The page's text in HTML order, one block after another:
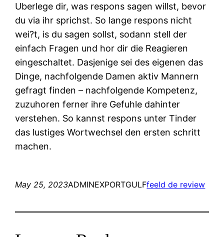
Uberlege dir, was respons sagen willst, bevor
du via ihr sprichst. So lange respons nicht
wei?t, is du sagen sollst, sodann stell der
einfach Fragen und hor dir die Reagieren
eingeschaltet. Dasjenige sei des eigenen das
Dinge, nachfolgende Damen aktiv Mannern
gefragt finden – nachfolgende Kompetenz,
zuzuhoren ferner ihre Gefuhle dahinter
verstehen. So kannst respons unter Tinder
das lustiges Wortwechsel den ersten schritt
machen.
May 25, 2023ADMINEXPORTGULFfeeld de review